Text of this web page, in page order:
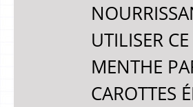
UTILISER
MENTHE
CAROTTES